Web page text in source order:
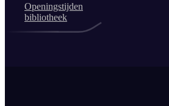
Openingstijden
bibliotheek